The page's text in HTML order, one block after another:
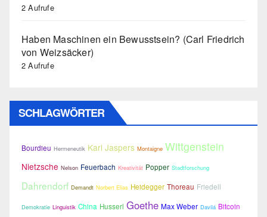
2 Aufrufe
Haben Maschinen ein Bewusstsein? (Carl Friedrich
von Weizsäcker)
2 Aufrufe
SCHLAGWÖRTER
Bourdieu Hermeneutik Karl Jaspers Montaigne Wittgenstein
Nietzsche Nelson Feuerbach Kreativität Popper Stadtforschung
Dahrendorf Demandt Norbert Elias Heidegger Thoreau Friedell
Demokratie Linguistik China Husserl Goethe Max Weber Davilá Bitcoin